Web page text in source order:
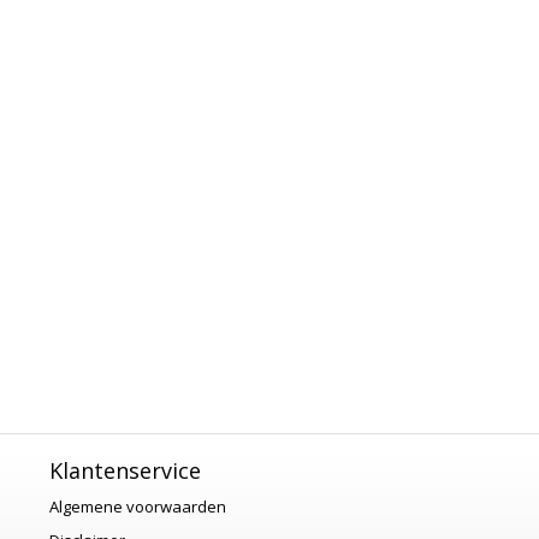
Klantenservice
Algemene voorwaarden